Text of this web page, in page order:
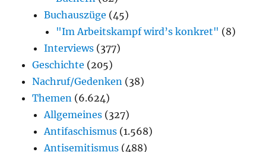
Buchauszüge (45)
"Im Arbeitskampf wird’s konkret" (8)
Interviews (377)
Geschichte (205)
Nachruf/Gedenken (38)
Themen (6.624)
Allgemeines (327)
Antifaschismus (1.568)
Antisemitismus (488)